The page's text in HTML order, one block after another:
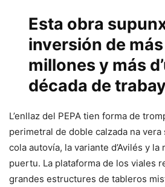
Esta obra
inversión de
millones y más
década de
L’enllaz del PEPA tien forma de
perimetral de doble calzada na
cola autovía, la variante d’Avilés y
puertu. La plataforma de los viales
grandes estructures de tableros